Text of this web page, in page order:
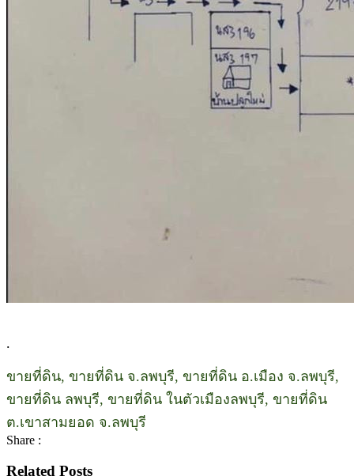
.
ขายที่ดิน, ขายที่ดิน จ.ลพบุรี, ขายที่ดิน อ.เมือง จ.ลพบุรี,
ขายที่ดิน ลพบุรี, ขายที่ดิน ในตัวเมืองลพบุรี, ขายที่ดิน
ต.เขาสามยอด จ.ลพบุรี
Share :
Related Posts